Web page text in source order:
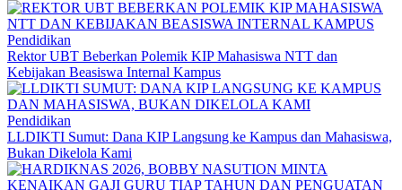
Pendidikan
Rektor UBT Beberkan Polemik KIP Mahasiswa NTT dan
Kebijakan Beasiswa Internal Kampus
Pendidikan
LLDIKTI Sumut: Dana KIP Langsung ke Kampus dan Mahasiswa,
Bukan Dikelola Kami